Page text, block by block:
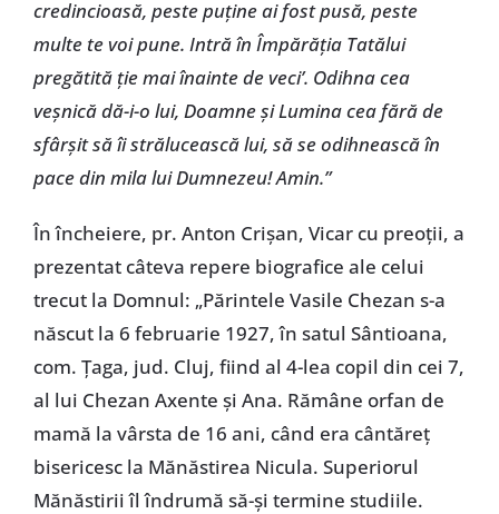
credincioasă, peste puţine ai fost pusă, peste
multe te voi pune. Intră în Împărăţia Tatălui
pregătită ţie mai înainte de veci’. Odihna cea
veşnică dă-i-o lui, Doamne şi Lumina cea fără de
sfârşit să îi strălucească lui, să se odihnească în
pace din mila lui Dumnezeu! Amin.”
În încheiere, pr. Anton Crişan, Vicar cu preoţii, a
prezentat câteva repere biografice ale celui
trecut la Domnul: „Părintele Vasile Chezan s-a
născut la 6 februarie 1927, în satul Sântioana,
com. Ţaga, jud. Cluj, fiind al 4-lea copil din cei 7,
al lui Chezan Axente şi Ana. Rămâne orfan de
mamă la vârsta de 16 ani, când era cântăreţ
bisericesc la Mănăstirea Nicula. Superiorul
Mănăstirii îl îndrumă să-şi termine studiile.